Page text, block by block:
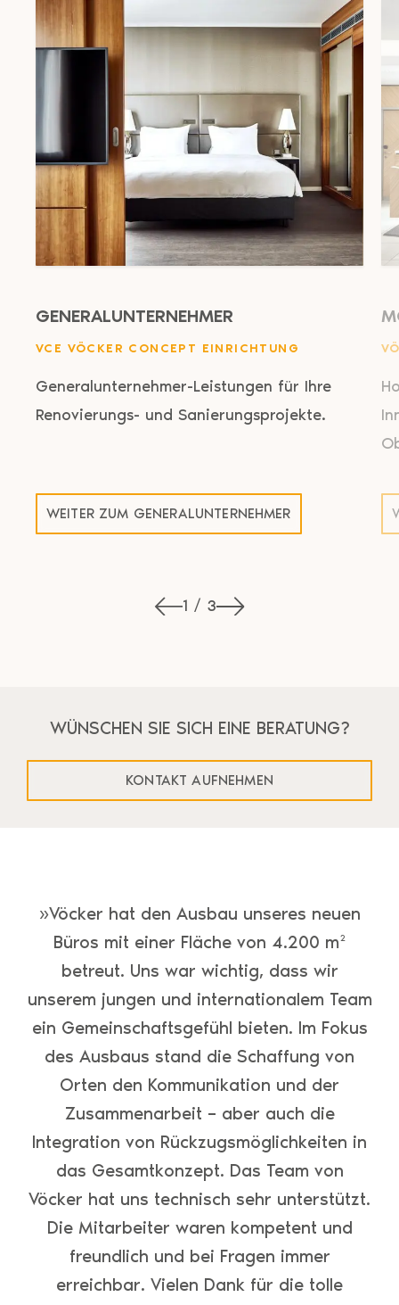
GENERALUNTERNEHMER
VCE VÖCKER CONCEPT EINRICHTUNG
Generalunternehmer-Leistungen für Ihre
Renovierungs- und Sanierungsprojekte.
WEITER ZUM GENERALUNTERNEHMER
1 / 3
WÜNSCHEN SIE SICH EINE BERATUNG?
KONTAKT AUFNEHMEN
»Vöcker hat den Ausbau unseres neuen
Büros mit einer Fläche von 4.200 m²
betreut. Uns war wichtig, dass wir
unserem jungen und internationalem Team
ein Gemeinschaftsgefühl bieten. Im Fokus
des Ausbaus stand die Schaffung von
Orten den Kommunikation und der
Zusammenarbeit – aber auch die
Integration von Rückzugsmöglichkeiten in
das Gesamtkonzept. Das Team von
Vöcker hat uns technisch sehr unterstützt.
Die Mitarbeiter waren kompetent und
freundlich und bei Fragen immer
erreichbar. Vielen Dank für die tolle